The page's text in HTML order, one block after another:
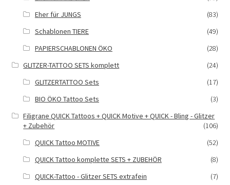
Eher für JUNGS
(83)
Schablonen TIERE
(49)
PAPIERSCHABLONEN ÖKO
(28)
GLITZER-TATTOO SETS komplett
(24)
GLITZERTATTOO Sets
(17)
BIO ÖKO Tattoo Sets
(3)
Filigrane QUICK Tattoos + QUICK Motive + QUICK - Bling - Glitzer
+ Zubehör
(106)
QUICK Tattoo MOTIVE
(52)
QUICK Tattoo komplette SETS + ZUBEHÖR
(8)
QUICK-Tattoo - Glitzer SETS extrafein
(7)